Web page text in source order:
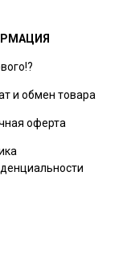
и обмен товара
оферта